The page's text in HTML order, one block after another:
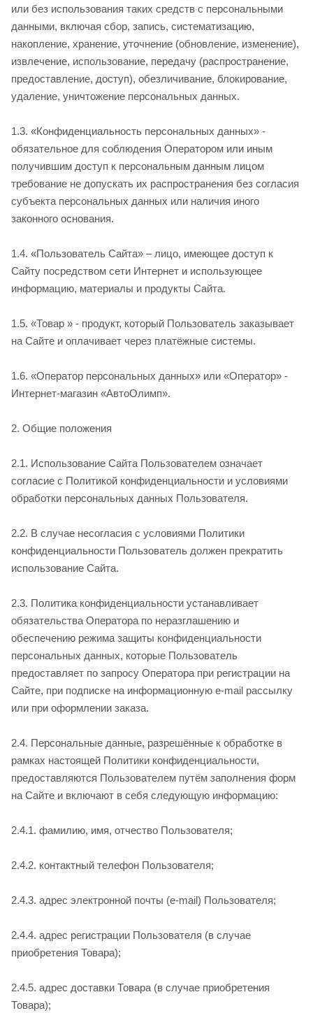
или без использования таких средств с персональными
данными, включая сбор, запись, систематизацию,
накопление, хранение, уточнение (обновление, изменение),
извлечение, использование, передачу (распространение,
предоставление, доступ), обезличивание, блокирование,
удаление, уничтожение персональных данных.
1.3. «Конфиденциальность персональных данных» -
обязательное для соблюдения Оператором или иным
получившим доступ к персональным данным лицом
требование не допускать их распространения без согласия
субъекта персональных данных или наличия иного
законного основания.
1.4. «Пользователь Сайта» – лицо, имеющее доступ к
Сайту посредством сети Интернет и использующее
информацию, материалы и продукты Сайта.
1.5. «Товар » - продукт, который Пользователь заказывает
на Сайте и оплачивает через платёжные системы.
1.6. «Оператор персональных данных» или «Оператор» -
Интернет-магазин «АвтоОлимп».
2. Общие положения
2.1. Использование Сайта Пользователем означает
согласие с Политикой конфиденциальности и условиями
обработки персональных данных Пользователя.
2.2. В случае несогласия с условиями Политики
конфиденциальности Пользователь должен прекратить
использование Сайта.
2.3. Политика конфиденциальности устанавливает
обязательства Оператора по неразглашению и
обеспечению режима защиты конфиденциальности
персональных данных, которые Пользователь
предоставляет по запросу Оператора при регистрации на
Сайте, при подписке на информационную e-mail рассылку
или при оформлении заказа.
2.4. Персональные данные, разрешённые к обработке в
рамках настоящей Политики конфиденциальности,
предоставляются Пользователем путём заполнения форм
на Сайте и включают в себя следующую информацию:
2.4.1. фамилию, имя, отчество Пользователя;
2.4.2. контактный телефон Пользователя;
2.4.3. адрес электронной почты (e-mail) Пользователя;
2.4.4. адрес регистрации Пользователя (в случае
приобретения Товара);
2.4.5. адрес доставки Товара (в случае приобретения
Товара);